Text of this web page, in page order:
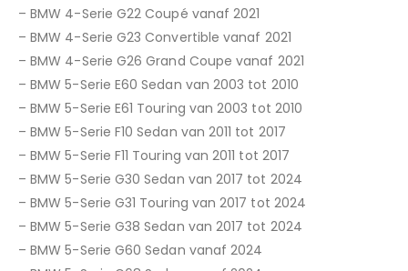
– BMW 4-Serie G22 Coupé vanaf 2021
– BMW 4-Serie G23 Convertible vanaf 2021
– BMW 4-Serie G26 Grand Coupe vanaf 2021
– BMW 5-Serie E60 Sedan van 2003 tot 2010
– BMW 5-Serie E61 Touring van 2003 tot 2010
– BMW 5-Serie F10 Sedan van 2011 tot 2017
– BMW 5-Serie F11 Touring van 2011 tot 2017
– BMW 5-Serie G30 Sedan van 2017 tot 2024
– BMW 5-Serie G31 Touring van 2017 tot 2024
– BMW 5-Serie G38 Sedan van 2017 tot 2024
– BMW 5-Serie G60 Sedan vanaf 2024